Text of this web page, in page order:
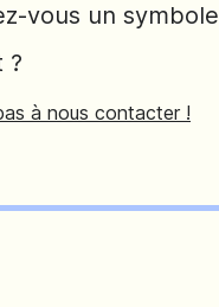
vous un symbole
?
à nous contacter !